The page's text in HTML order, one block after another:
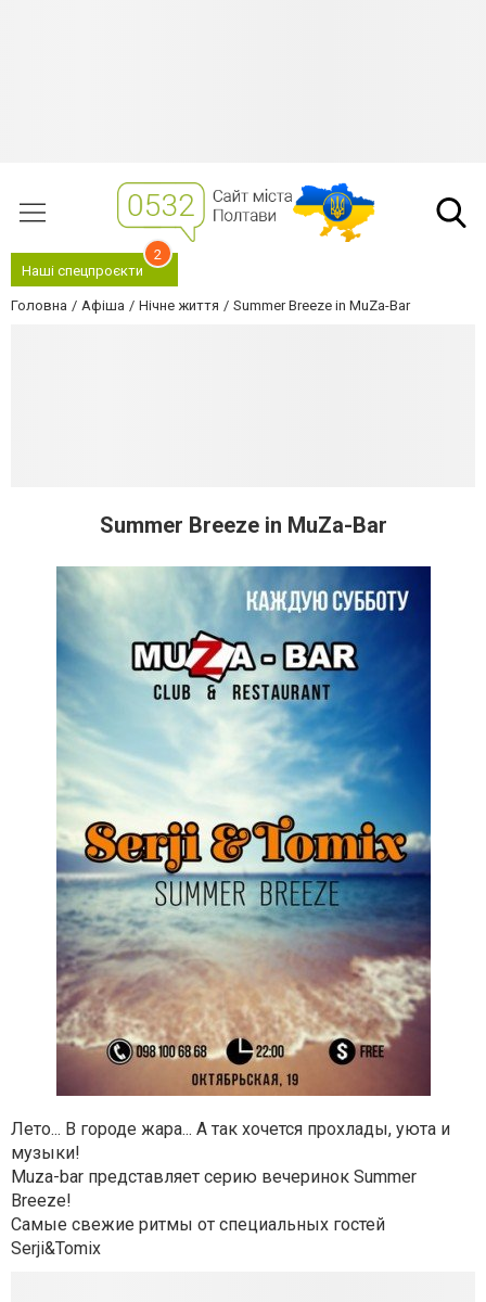
Наші спецпроєкти
2
Головна Афіша Нічне життя Summer Breeze in MuZa-Bar
Summer Breeze in MuZa-Bar
Лето... В городе жара... А так хочется прохлады, уюта и
музыки!
Muza-bar представляет серию вечеринок Summer
Breeze!
Самые свежие ритмы от специальных гостей
Serji&Tomix